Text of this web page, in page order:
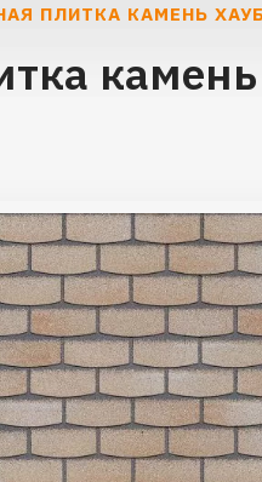
ПЛИТКА КАМЕНЬ